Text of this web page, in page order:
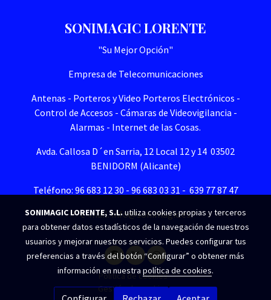
SONIMAGIC LORENTE
"Su Mejor Opción"
Empresa de Telecomunicaciones
Antenas - Porteros y Video Porteros Electrónicos -
Control de Accesos - Cámaras de Videovigilancia -
Alarmas - Internet de las Cosas.
Avda. Callosa D´en Sarria, 12 Local 12 y 14 03502
BENIDORM (Alicante)
Teléfono: 96 683 12 30 - 96 683 03 31 - 639 77 87 47
e-mail. info@sonimagic.es
Política de cookies
Gestión de cookies
SONIMAGIC LORENTE, S.L.utiliza cookies propias y terceros
para obtener datos estadísticos de la navegación de nuestros
usuarios y mejorar nuestros servicios. Puedes configurar tus
preferencias a través del botón “Configurar” o obtener más
información en nuestra política de cookies.